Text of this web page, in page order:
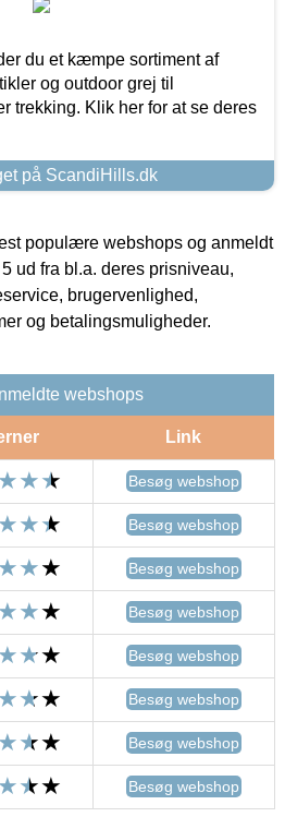
du et kæmpe sortiment af
og outdoor grej til
trekking. Klik her for at se deres
på ScandiHills.dk
populære webshops og anmeldt
ud fra bl.a. deres prisniveau,
brugervenlighed,
og betalingsmuligheder.
webshops
Link
Besøg webshop
Besøg webshop
Besøg webshop
Besøg webshop
Besøg webshop
Besøg webshop
Besøg webshop
Besøg webshop